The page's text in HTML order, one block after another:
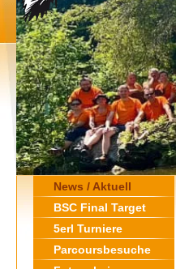
News / Aktuell
BSC Final Target
5erl Turniere
Parcoursbesuche